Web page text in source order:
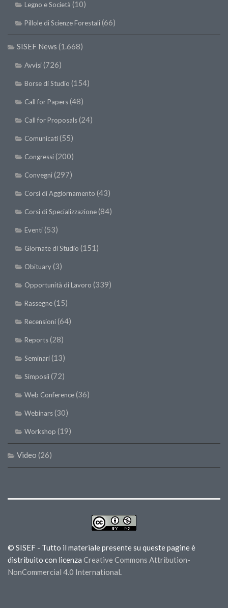
Legno e Società (10)
Pillole di Scienze Forestali(66)
SISEF News (1.668)
Avvisi(726)
Borse di Studio (154)
Call for Papers(48)
Call for Proposals(24)
Comunicati(55)
Congressi(200)
Convegni(297)
Corsi di Aggiornamento (43)
Corsi di Specializzazione(84)
Eventi(53)
Giornate di Studio (151)
Obituary(3)
Opportunità di Lavoro (339)
Rassegne(15)
Recensioni(64)
Reports(28)
Seminari(13)
Simposii(72)
Web Conference(36)
Webinars(30)
Workshop (19)
Video (26)
© SISEF - Tutto il materiale presente su queste pagine è
distribuito con licenza Creative Commons Attribution-
NonCommercial 4.0 International.